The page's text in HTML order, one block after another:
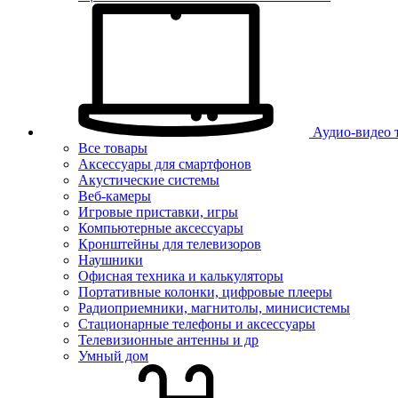
Аудио-видео
Все товары
Аксессуары для смартфонов
Акустические системы
Веб-камеры
Игровые приставки, игры
Компьютерные аксессуары
Кронштейны для телевизоров
Наушники
Офисная техника и калькуляторы
Портативные колонки, цифровые плееры
Радиоприемники, магнитолы, минисистемы
Стационарные телефоны и аксессуары
Телевизионные антенны и др
Умный дом